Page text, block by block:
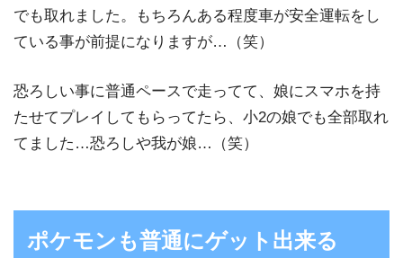
でも取れました。もちろんある程度車が安全運転をし
ている事が前提になりますが…（笑）
恐ろしい事に普通ペースで走ってて、娘にスマホを持
たせてプレイしてもらってたら、小2の娘でも全部取れ
てました…恐ろしや我が娘…（笑）
ポケモンも普通にゲット出来る